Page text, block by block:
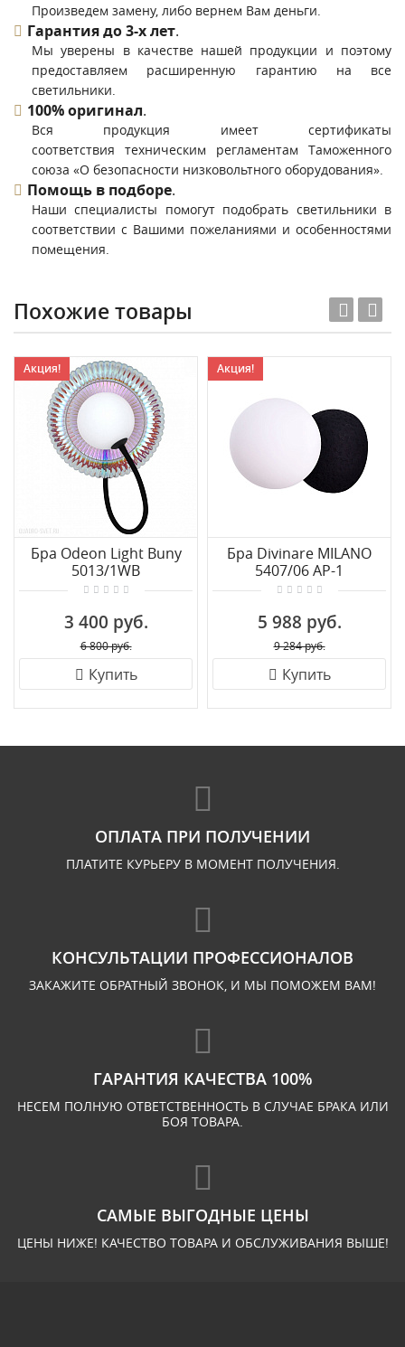
Произведем замену, либо вернем Вам деньги.
Гарантия до 3-х лет.
Мы уверены в качестве нашей продукции и поэтому
предоставляем расширенную гарантию на все
светильники.
100% оригинал.
Вся продукция имеет сертификаты
соответствия техническим регламентам Таможенного
союза «О безопасности низковольтного оборудования».
Помощь в подборе.
Наши специалисты помогут подобрать светильники в
соответствии с Вашими пожеланиями и особенностями
помещения.
Похожие товары
Акция!
Бра Odeon Light Buny
5013/1WB
3 400 руб.
6 800 руб.
Купить
Акция!
Бра Divinare MILANO
5407/06 AP-1
5 988 руб.
9 284 руб.
Купить
ОПЛАТА ПРИ ПОЛУЧЕНИИ
ПЛАТИТЕ КУРЬЕРУ В МОМЕНТ ПОЛУЧЕНИЯ.
КОНСУЛЬТАЦИИ ПРОФЕССИОНАЛОВ
ЗАКАЖИТЕ ОБРАТНЫЙ ЗВОНОК, И МЫ ПОМОЖЕМ ВАМ!
ГАРАНТИЯ КАЧЕСТВА 100%
НЕСЕМ ПОЛНУЮ ОТВЕТСТВЕННОСТЬ В СЛУЧАЕ БРАКА ИЛИ
БОЯ ТОВАРА.
САМЫЕ ВЫГОДНЫЕ ЦЕНЫ
ЦЕНЫ НИЖЕ! КАЧЕСТВО ТОВАРА И ОБСЛУЖИВАНИЯ ВЫШЕ!